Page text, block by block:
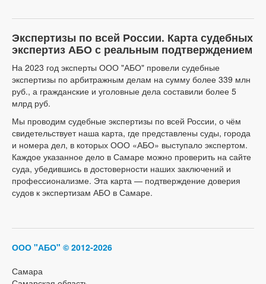
Экспертизы по всей России. Карта судебных
экспертиз АБО с реальным подтверждением
На 2023 год эксперты ООО "АБО" провели судебные
экспертизы по арбитражным делам на сумму более 339 млн
руб., а гражданские и уголовные дела составили более 5
млрд руб.
Мы проводим судебные экспертизы по всей России, о чём
свидетельствует наша карта, где представлены суды, города
и номера дел, в которых ООО «АБО» выступало экспертом.
Каждое указанное дело в Самаре можно проверить на сайте
суда, убедившись в достоверности наших заключений и
профессионализме. Эта карта — подтверждение доверия
судов к экспертизам АБО в Самаре.
ООО "АБО" © 2012-2026
Самара